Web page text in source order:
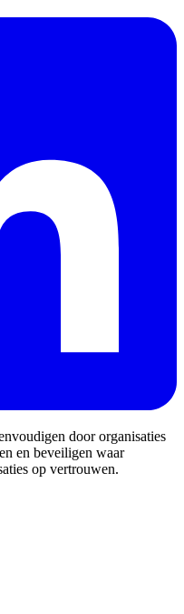
door organisaties
en beveiligen waar
op vertrouwen.